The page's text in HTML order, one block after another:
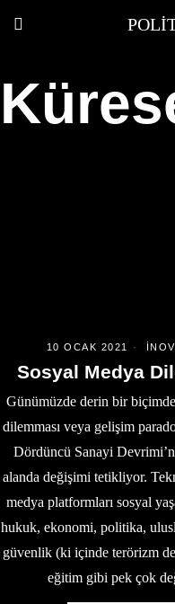
10 OCAK 2021
Sosyal Medya
Günümüzde derin bir
dilemması veya gelişim
Dördüncü Sanayi
alanda değişimi tetikliyor.
medya platformları sosyal
hukuk, ekonomi, politika,
güvenlik (ki içinde terörizm
eğitim gibi pek çok